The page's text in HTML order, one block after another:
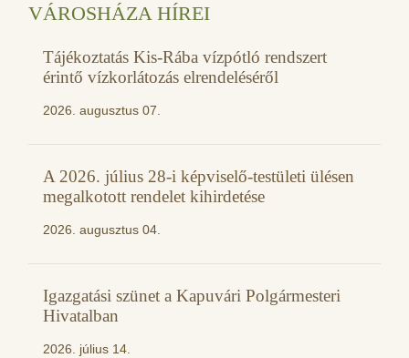
VÁROSHÁZA HÍREI
Tájékoztatás Kis-Rába vízpótló rendszert
érintő vízkorlátozás elrendeléséről
2026. augusztus 07.
A 2026. július 28-i képviselő-testületi ülésen
megalkotott rendelet kihirdetése
2026. augusztus 04.
Igazgatási szünet a Kapuvári Polgármesteri
Hivatalban
2026. július 14.